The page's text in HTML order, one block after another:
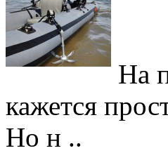
На
кажется
Но н ..